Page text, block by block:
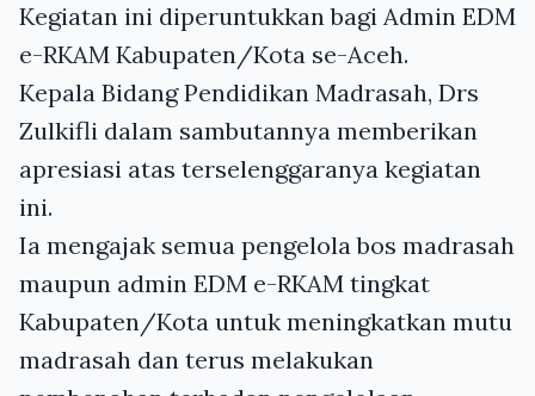
Kegiatan ini diperuntukkan bagi Admin EDM
e-RKAM Kabupaten/Kota se-Aceh.
Kepala Bidang Pendidikan Madrasah, Drs
Zulkifli dalam sambutannya memberikan
apresiasi atas terselenggaranya kegiatan
ini.
Ia mengajak semua pengelola bos madrasah
maupun admin EDM e-RKAM tingkat
Kabupaten/Kota untuk meningkatkan mutu
madrasah dan terus melakukan